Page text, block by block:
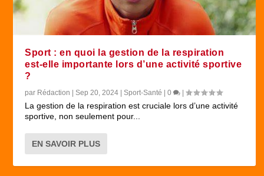
Sport : en quoi la gestion de la respiration
est-elle importante lors d’une activité sportive
?
par Rédaction |Sep 20, 2024 |Sport-Santé |0 |
La gestion de la respiration est cruciale lors d’une activité
sportive, non seulement pour...
EN SAVOIR PLUS